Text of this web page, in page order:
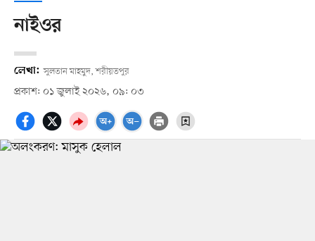
নাইওর
লেখা: সুলতান মাহমুদ, শরীয়তপুর
প্রকাশ: ০১ জুলাই ২০২৬, ০৯: ০৩